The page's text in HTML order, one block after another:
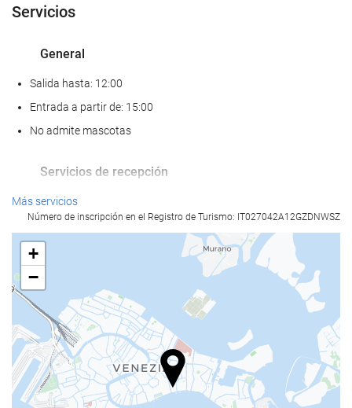
Servicios
General
Salida hasta: 12:00
Entrada a partir de: 15:00
No admite mascotas
Servicios de recepción
Recepción 24 horas
Guardaequipaje
Comida y bebida
Restaurante a la carta
Bar
Instalaciones de negocios
Centro de negocios
Más servicios
Número de inscripción en el Registro de Turismo: IT027042A12GZDNWSZ
+
−